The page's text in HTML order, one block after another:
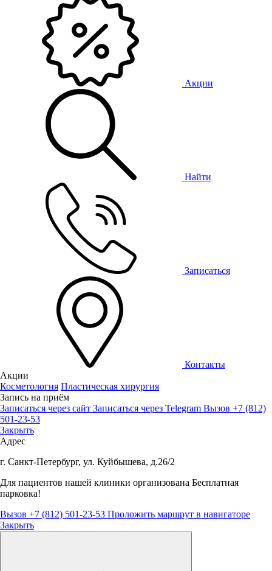
Акции
Найти
Записаться
Контакты
Акции
Косметология Пластическая хирургия
Запись на приём
Записаться через сайт Записаться через Telegram Вызов +7 (812)
501-23-53
Закрыть
Адрес
г. Санкт-Петербург, ул. Куйбышева, д.26/2
Для пациентов нашей клиники организована Бесплатная
парковка!
Вызов +7 (812) 501-23-53 Проложить маршрут в навигаторе
Закрыть